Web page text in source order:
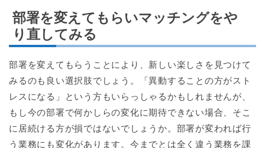
部署を変えてもらいマッチングをや
り直してみる
部署を変えてもらうことにより、新しい楽しさを見つけて
みるのも良い選択肢でしょう。「異動することの方がスト
レスになる」という方もいらっしゃるかもしれませんが、
もし今の部署で何かしらの変化に期待できない場合、そこ
に居続ける方が損ではないでしょうか。部署が変われば行
う業務にも変化があります。今までとは全く違う業務を課